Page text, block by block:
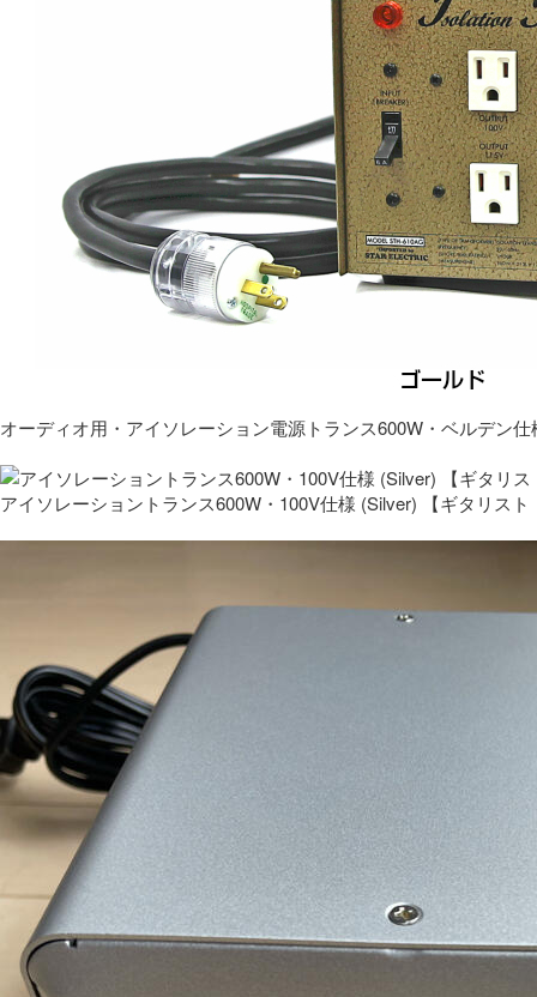
オーディオ用・アイソレーション電源トランス600W・ベルデン仕
アイソレーショントランス600W・100V仕様 (Silver) 【ギタリス